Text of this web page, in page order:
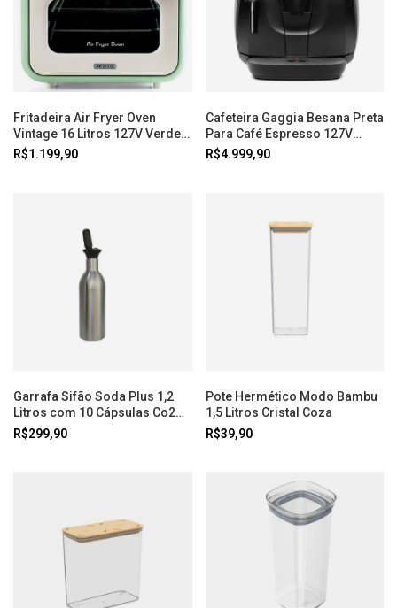
Fritadeira Air Fryer Oven
Vintage 16 Litros 127V Verde
Ariete
R$1.199,90
Cafeteira Gaggia Besana Preta
Para Café Espresso 127V
Imeltron
R$4.999,90
Garrafa Sifão Soda Plus 1,2
Litros com 10 Cápsulas Co2
Best Whip
R$299,90
Pote Hermético Modo Bambu
1,5 Litros Cristal Coza
R$39,90